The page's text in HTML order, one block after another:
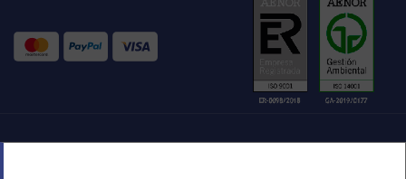
Ref. fabricante: